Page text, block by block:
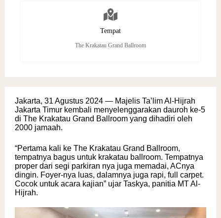
Tempat
The Krakatau Grand Ballroom
Jakarta, 31 Agustus 2024 — Majelis Ta’lim Al-Hijrah
Jakarta Timur kembali menyelenggarakan dauroh ke-5
di The Krakatau Grand Ballroom yang dihadiri oleh
2000 jamaah.
“Pertama kali ke The Krakatau Grand Ballroom,
tempatnya bagus untuk krakatau ballroom. Tempatnya
proper dari segi parkiran nya juga memadai, ACnya
dingin. Foyer-nya luas, dalamnya juga rapi, full carpet.
Cocok untuk acara kajian” ujar Taskya, panitia MT Al-
Hijrah.